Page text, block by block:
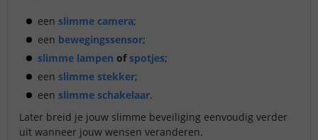
een slimme camera;
een bewegingssensor;
slimme lampen ofspotjes;
een slimme stekker;
een slimme schakelaar.
Later breid je jouw slimme beveiliging eenvoudig verder
uit wanneer jouw wensen veranderen.